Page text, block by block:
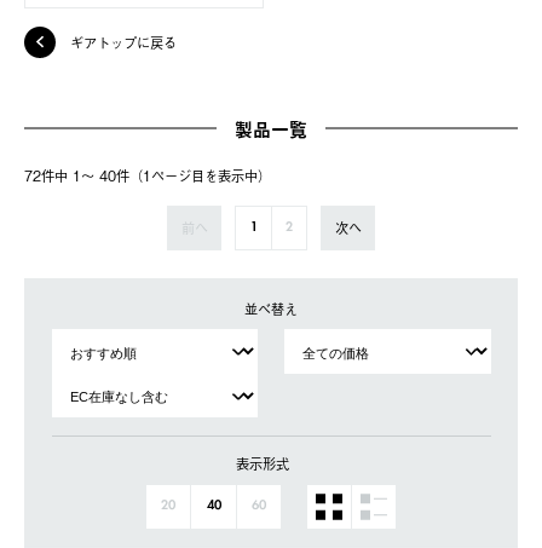
ギアトップに戻る
製品一覧
72件中 1〜 40件（1ページ⽬を表⽰中）
前へ 1 2 次へ
並べ替え
表示形式
20 40 60